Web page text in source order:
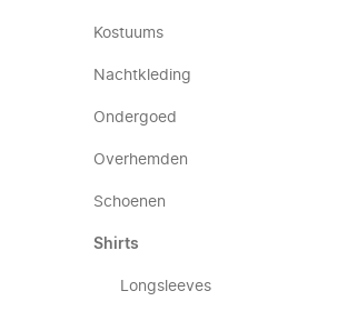
Kostuums
Nachtkleding
Ondergoed
Overhemden
Schoenen
Shirts
Longsleeves